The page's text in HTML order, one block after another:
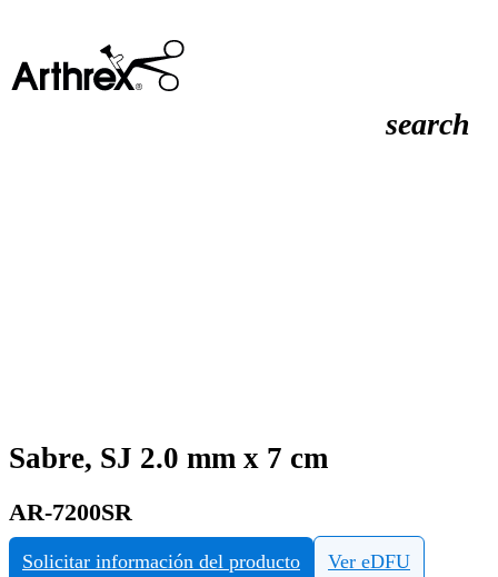
search
Sabre, SJ 2.0 mm x 7 cm
AR-7200SR
Solicitar información del producto Ver eDFU